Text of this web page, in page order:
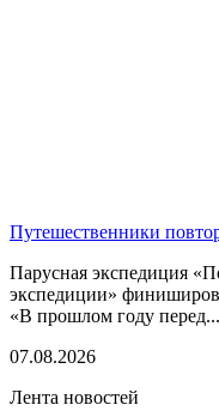
Путешественники
Парусная экспедиция
экспедиции»
«В прошлом году перед...
07.08.2026
Лента новостей